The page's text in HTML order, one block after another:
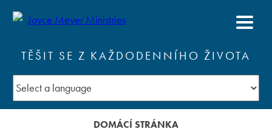
TĚŠIT SE Z KAŽDODENNÍHO ŽIVOTA
DOMÁCÍ STRÁNKA